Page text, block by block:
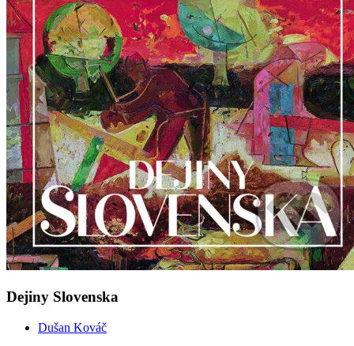
Dejiny Slovenska
Dušan Kováč